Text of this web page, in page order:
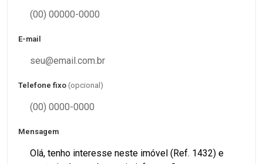
E-mail
Telefone fixo (opcional)
Mensagem